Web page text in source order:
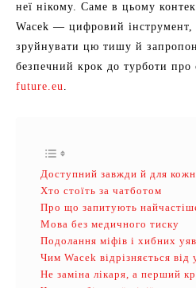
неї нікому. Саме в цьому
Wacek — цифровий інструмент,
зруйнувати цю тишу й
безпечний крок до турботи про
future.eu.
Доступний завжди й для
Хто стоїть за чатботом
Про що запитують
Мова без медичного тиску
Подолання міфів і хибних
Чим Wacek відрізняється від
Не заміна лікаря, а перший